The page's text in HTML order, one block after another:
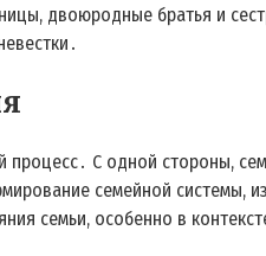
двоюродные братья и
С одной стороны,
семейной системы,
семьи, особенно в